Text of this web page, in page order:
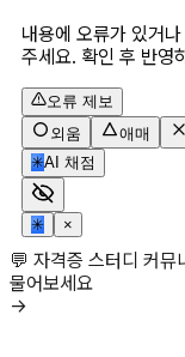
내용에 오류가 있거
주세요. 확인 후 반영
오류 제보
외움
애매
✳AI 채점
✳ ×
💬 자격증 스터디 커뮤
물어보세요
→